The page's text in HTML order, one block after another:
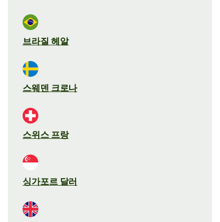
브라질 헤알
스웨덴 크로나
스위스 프랑
싱가포르 달러